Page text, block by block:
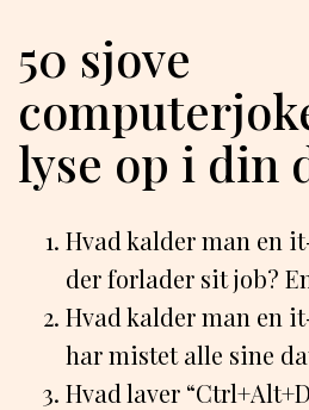
50 sjove
lyse op i din
Hvad kalder man en
der forlader sit job?
Hvad kalder man en
har mistet alle sine
Hvad laver